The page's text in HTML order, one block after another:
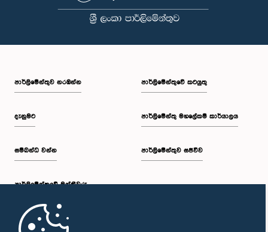
ප.ව. 1:34 - ප.ව. 1:55
ප.ව. 1:55 - ප.ව. 2:06
පාර්ලි‌මේන්තුව නරඹන්න
දැනුමට
සම්බන්ධ වන්න
පාර්ලි‌මේන්තුවේ මන්ත්‍රීවරු
මුල් පිටුව
පාර්ලිමේන්තුවේ කටයුතු
පාර්ලිමේන්තු මහලේකම් කාර්යාලය
පාර්ලිමේන්තුව සජීවීව